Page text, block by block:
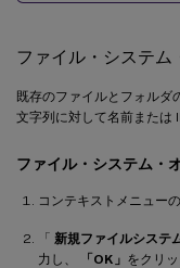
ファイル・システム
既存のファイルとフォルダ
文字列に対して名前または
ファイル・システム・
コンテキストメニューの
「 新規ファイルシステ
力し、
「OK」 をクリッ